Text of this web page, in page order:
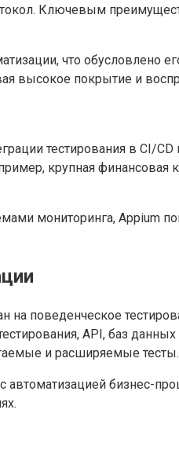
Ключевым
что обусловлено
высокое покрытие и
тестирования в CI/
крупная финансовая
мониторинга, Appium
поведенческое
API, баз данных
и расширяемые тесты.
автоматизацией бизнес-